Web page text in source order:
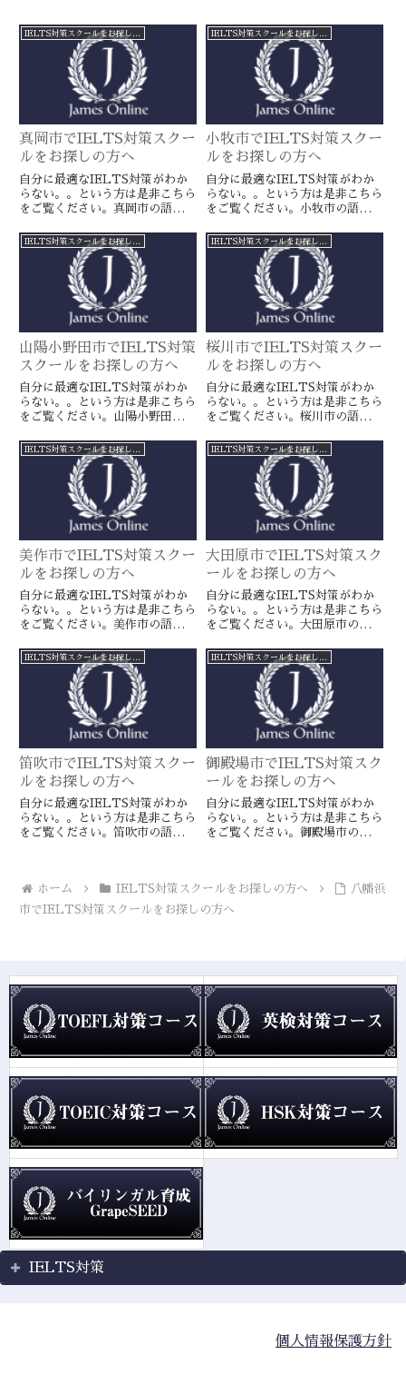
IELTS対策スクールをお探しの方へ
真岡市でIELTS対策スクー
ルをお探しの方へ
自分に最適なIELTS対策がわか
らない。。という方は是非こちら
をご覧ください。真岡市の語学ス
ラインのIELTS対策ならより確
実に目標達成が近づきます。海外
留学や移住をお考えの方や国内大
学受験を有利に進めたい方に是
IELTS対策スクールをお探しの方へ
小牧市でIELTS対策スクー
ルをお探しの方へ
自分に最適なIELTS対策がわか
らない。。という方は是非こちら
をご覧ください。小牧市の語学ス
ラインのIELTS対策ならより確
実に目標達成が近づきます。海外
留学や移住をお考えの方や国内大
学受験を有利に進めたい方に是
IELTS対策スクールをお探しの方へ
山陽小野田市でIELTS対策
スクールをお探しの方へ
自分に最適なIELTS対策がわか
らない。。という方は是非こちら
をご覧ください。山陽小野田市の
JamesオンラインのIELTS対策
ならより確実に目標達成が近づき
ます。海外留学や移住をお考えの
方や国内大学受験を有利に進めた
い方に是非。
IELTS対策スクールをお探しの方へ
桜川市でIELTS対策スクー
ルをお探しの方へ
自分に最適なIELTS対策がわか
らない。。という方は是非こちら
をご覧ください。桜川市の語学ス
ラインのIELTS対策ならより確
実に目標達成が近づきます。海外
留学や移住をお考えの方や国内大
学受験を有利に進めたい方に是
IELTS対策スクールをお探しの方へ
美作市でIELTS対策スクー
ルをお探しの方へ
自分に最適なIELTS対策がわか
らない。。という方は是非こちら
をご覧ください。美作市の語学ス
ラインのIELTS対策ならより確
実に目標達成が近づきます。海外
留学や移住をお考えの方や国内大
学受験を有利に進めたい方に是
IELTS対策スクールをお探しの方へ
大田原市でIELTS対策スク
ールをお探しの方へ
自分に最適なIELTS対策がわか
らない。。という方は是非こちら
をご覧ください。大田原市の語学
ンラインのIELTS対策ならより
確実に目標達成が近づきます。海
外留学や移住をお考えの方や国内
大学受験を有利に進めたい方に是
IELTS対策スクールをお探しの方へ
笛吹市でIELTS対策スクー
ルをお探しの方へ
自分に最適なIELTS対策がわか
らない。。という方は是非こちら
をご覧ください。笛吹市の語学ス
留学や移住をお考えの方や国内大
学受験を有利に進めたい方に是
IELTS対策スクールをお探しの方へ
御殿場市でIELTS対策スク
ールをお探しの方へ
自分に最適なIELTS対策がわか
らない。。という方は是非こちら
をご覧ください。御殿場市の語学
外留学や移住をお考えの方や国内
大学受験を有利に進めたい方に是
ホーム IELTS対策スクールをお探しの方へ
八幡浜
市でIELTS対策スクールをお探しの方へ
IELTS対策
個人情報保護方針